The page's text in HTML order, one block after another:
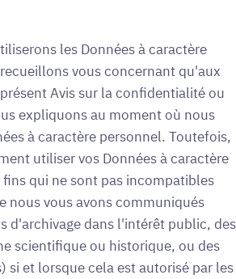
les Données à caractère
vous concernant qu'aux
Avis sur la confidentialité ou
expliquons au moment où nous
à caractère personnel. Toutefois,
utiliser vos Données à caractère
qui ne sont pas incompatibles
nous vous avons communiqués
d'archivage dans l'intérêt public, des
scientifique ou historique, ou des
si et lorsque cela est autorisé par les